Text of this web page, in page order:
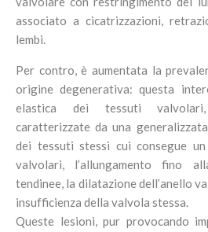
associato a cicatrizzazioni,
lembi.
Per contro, è aumentata la
origine degenerativa: questa
elastica dei tessuti
caratterizzate da una
dei tessuti stessi cui consegue
valvolari, l’allungamento fino
tendinee, la dilatazione dell’anello
insufficienza della valvola stessa.
Queste lesioni, pur provocando